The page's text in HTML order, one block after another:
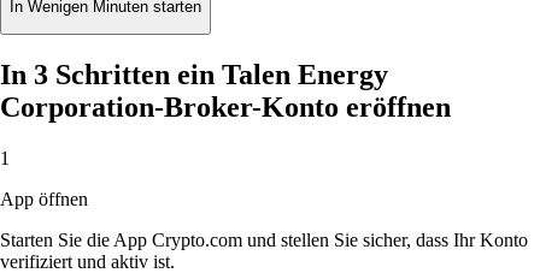
In Wenigen Minuten starten
In 3 Schritten ein Talen Energy
Corporation-Broker-Konto eröffnen
1
App öffnen
Starten Sie die App Crypto.com und stellen Sie sicher, dass Ihr Konto
verifiziert und aktiv ist.